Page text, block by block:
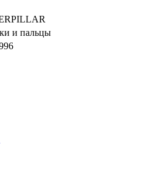
и пальцы